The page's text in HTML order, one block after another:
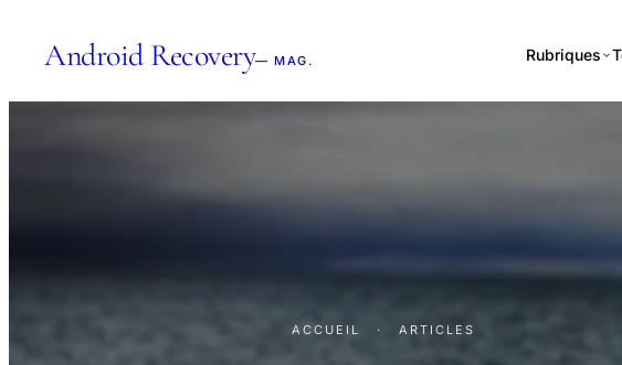
Android Recovery— MAG. Rubriques
ACCUEIL · ARTICLES